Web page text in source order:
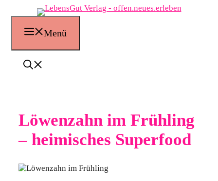
springen
Menü
Löwenzahn im Frühling
– heimisches Superfood